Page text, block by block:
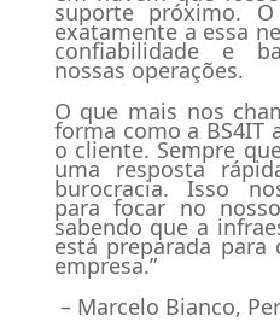
suporte próximo. O
exatamente a essa
confiabilidade e
nossas operações.
O que mais nos
forma como a BS4IT
o cliente. Sempre
uma resposta
burocracia. Isso
para focar no
sabendo que a
está preparada
empresa.”
– Marcelo Bianco,